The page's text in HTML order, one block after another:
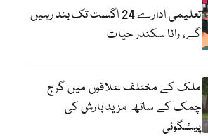
تعلیمی ادارے 24 اگست تک بند رہیں
گے، رانا سکندر حیات
ملک کے مختلف علاقوں میں گرج
چمک کے ساتھ مزید بارش کی
پیشگوئی